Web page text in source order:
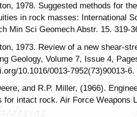
1978. Suggested methods for
in rock masses: International
Min Sci Geomech Abstr. 15. 319-
1973. Review of a new shear-
Geology, Volume 7, Issue 4,
10.1016/0013-7952(73)90013-6.
and R.P. Miller, (1966).
for intact rock. Air Force Weapons